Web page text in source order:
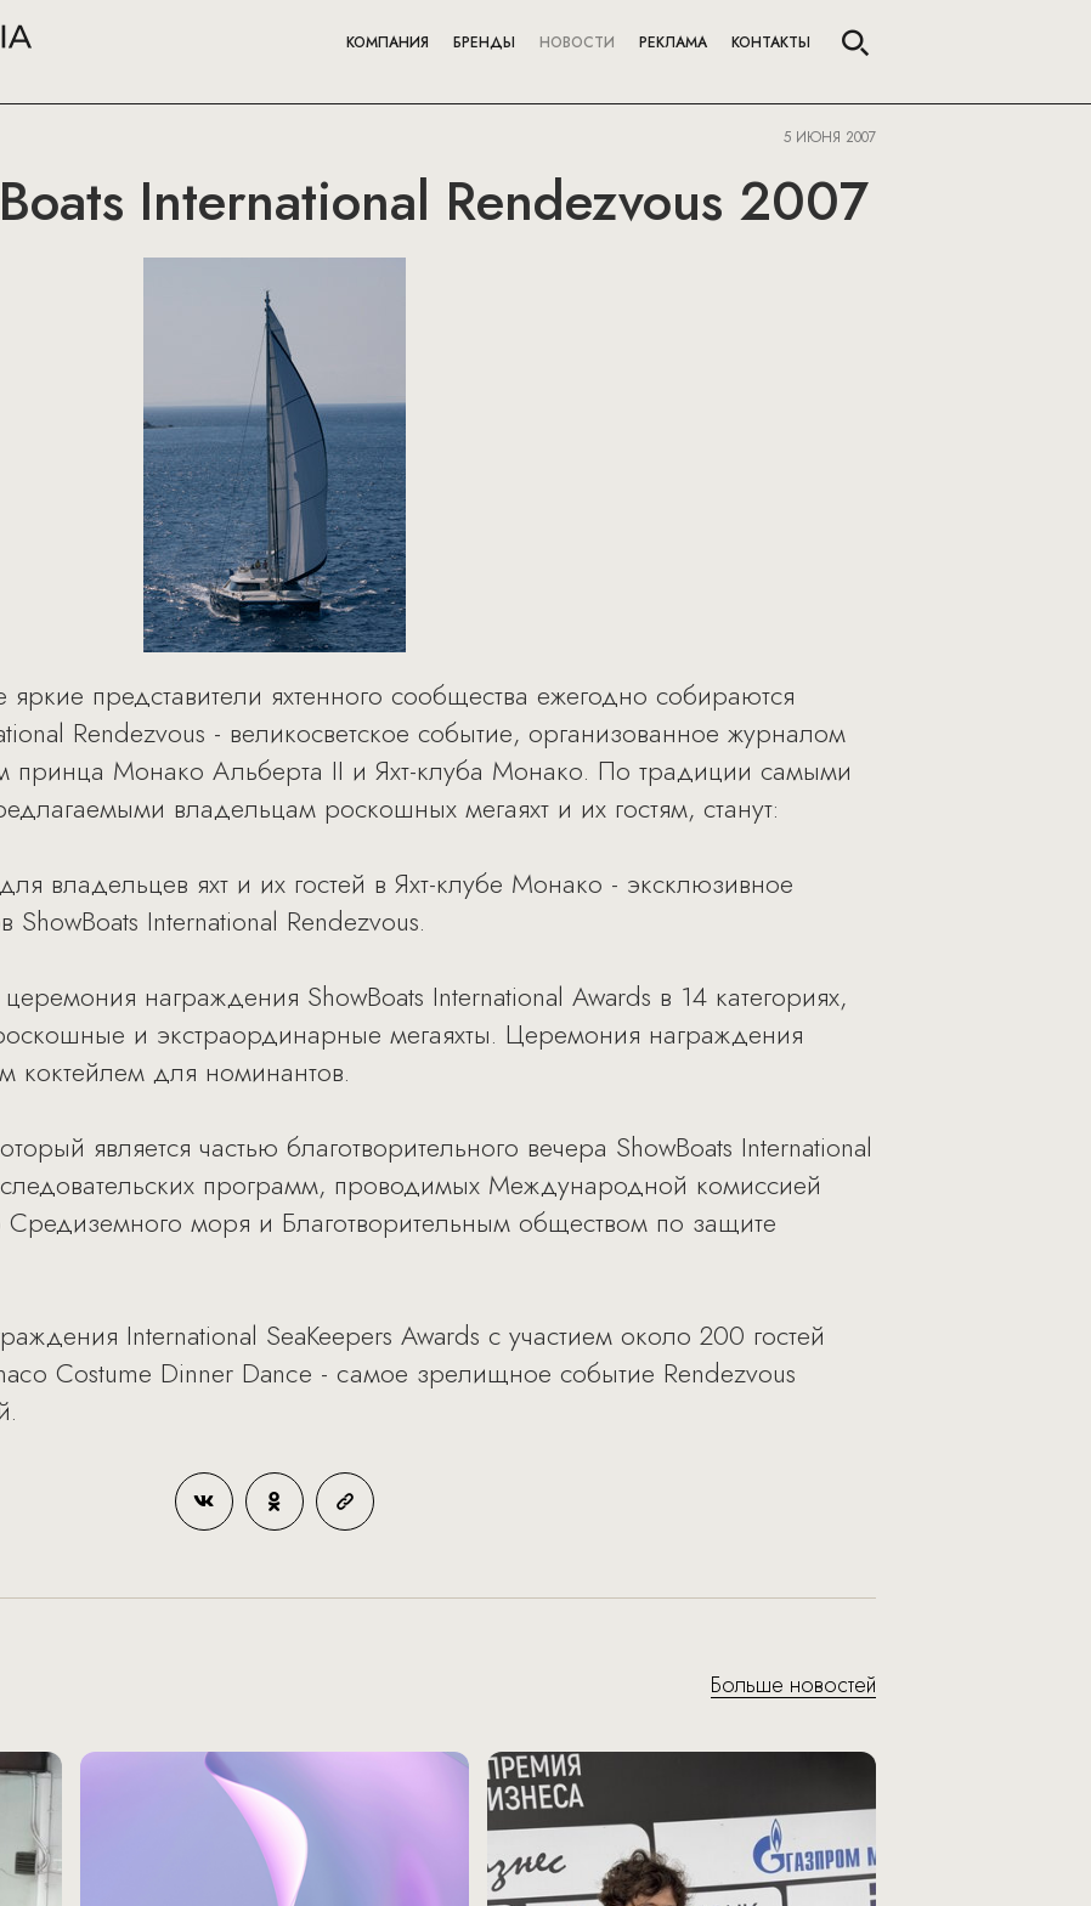
КОМПАНИЯ БРЕНДЫ НОВОСТИ РЕКЛАМА КОНТАКТЫ
5 ИЮНЯ 2007
International Rendezvous 2007
представители яхтенного сообщества ежегодно собираются
Rendezvous - великосветское событие, организованное журналом
принца Монако Альберта II и Яхт-клуба Монако. По традиции самыми
владельцам роскошных мегаяхт и их гостям, станут:
владельцев яхт и их гостей в Яхт-клубе Монако - эксклюзивное
International Rendezvous.
награждения ShowBoats International Awards в 14 категориях,
и экстраординарные мегаяхты. Церемония награждения
коктейлем для номинантов.
является частью благотворительного вечера ShowBoats International
программ, проводимых Международной комиссией
моря и Благотворительным обществом по защите
International SeaKeepers Awards с участием около 200 гостей
Costume Dinner Dance - cамое зрелищное событие Rendezvous
Больше новостей